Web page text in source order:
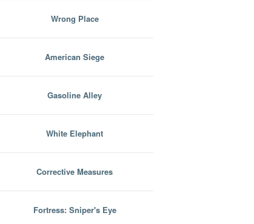
Wrong Place
American Siege
Gasoline Alley
White Elephant
Corrective Measures
Fortress: Sniper's Eye